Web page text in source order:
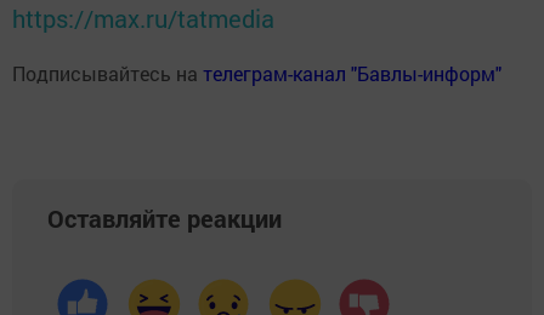
https://max.ru/tatmedia
Подписывайтесь на телеграм-канал "Бавлы-информ"
Оставляйте реакции